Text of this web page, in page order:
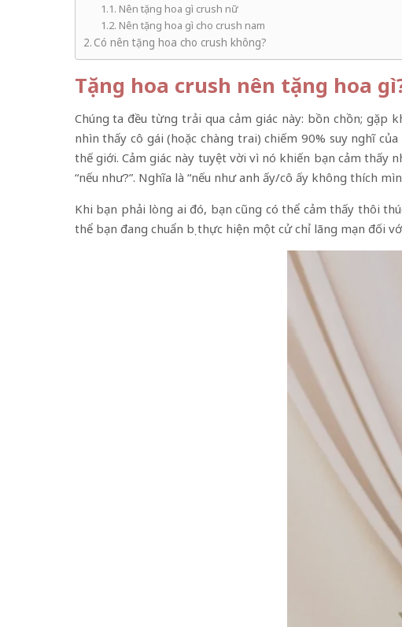
Nên tặng hoa gì crush nữ
Nên tặng hoa gì cho crush nam
Có nên tặng hoa cho crush không?
Tặng hoa crush nên tặng hoa
Chúng ta đều từng trải qua cảm giác này: bồn chồn;
nhìn thấy cô gái (hoặc chàng trai) chiếm 90% suy nghĩ
thế giới. Cảm giác này tuyệt vời vì nó khiến bạn cảm thấy
“nếu như?”. Nghĩa là “nếu như anh ấy/cô ấy không thích
Khi bạn phải lòng ai đó, bạn cũng có thể cảm thấy thôi
thể bạn đang chuẩn bị thực hiện một cử chỉ lãng mạn đối